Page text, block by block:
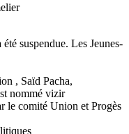
suspendue. Les Jeunes-
, Saïd Pacha,
nommé vizir
le comité Union et Progès